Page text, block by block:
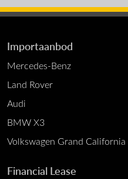
Importaanbod
Mercedes-Benz
Land Rover
Audi
BMW X3
Volkswagen Grand California
Financial Lease